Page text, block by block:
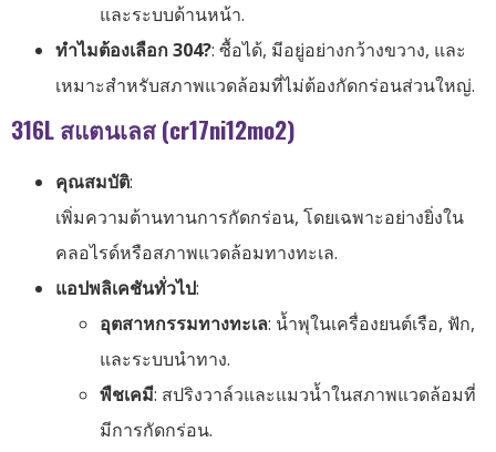
และระบบด้านหน้า.
ทำไมต้องเลือก 304?: ซื้อได้, มีอยู่อย่างกว้างขวาง, และ
เหมาะสำหรับสภาพแวดล้อมที่ไม่ต้องกัดกร่อนส่วนใหญ่.
316L สแตนเลส (cr17ni12mo2)
คุณสมบัติ:
เพิ่มความต้านทานการกัดกร่อน, โดยเฉพาะอย่างยิ่งใน
คลอไรด์หรือสภาพแวดล้อมทางทะเล.
แอปพลิเคชันทั่วไป:
อุตสาหกรรมทางทะเล: น้ำพุในเครื่องยนต์เรือ, ฟัก,
และระบบนำทาง.
พืชเคมี: สปริงวาล์วและแมวน้ำในสภาพแวดล้อมที่
มีการกัดกร่อน.